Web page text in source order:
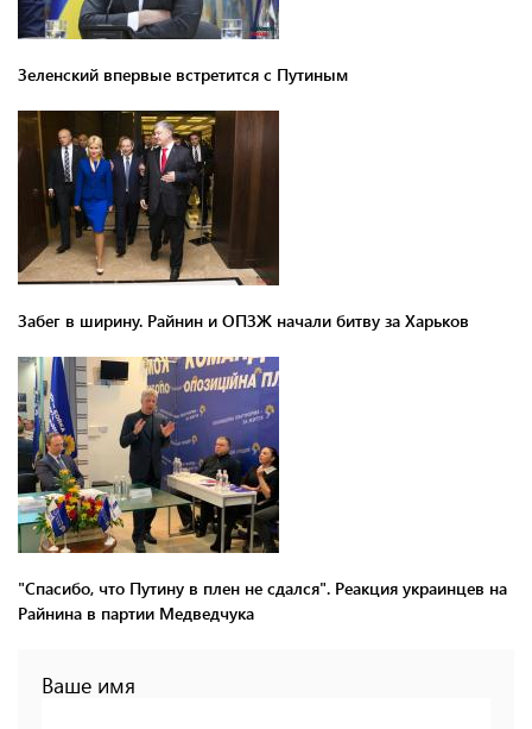
Зеленский впервые встретится с Путиным
Забег в ширину. Райнин и ОПЗЖ начали битву за Харьков
"Спасибо, что Путину в плен не сдался". Реакция украинцев на
Райнина в партии Медведчука
Ваше имя